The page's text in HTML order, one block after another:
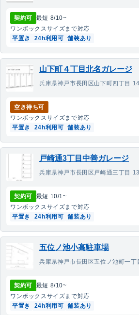
契約可 最短 8/10~
ワンボックスサイズまで対応
平置き
24h利用可 舗装あり
山下町４丁目北名ガレージ
兵庫県神戸市長田区山下町四丁目
空き待ち可
ワンボックスサイズまで対応
平置き
24h利用可 舗装あり
戸崎通3丁目中善ガレージ
兵庫県神戸市長田区戸崎通三丁目
契約可 最短 10/1~
ワンボックスサイズまで対応
平置き
24h利用可 舗装あり
五位ノ池小高駐車場
兵庫県神戸市長田区五位ノ池町一丁
契約可 最短 8/10~
ワンボックスサイズまで対応
平置き
24h利用可 舗装あり